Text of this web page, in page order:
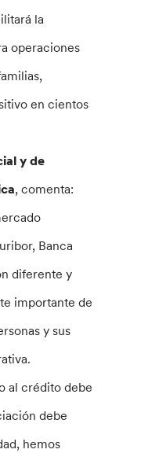
la
operaciones
en cientos
y de
, comenta:
Banca
diferente y
importante de
y sus
al crédito debe
debe
hemos